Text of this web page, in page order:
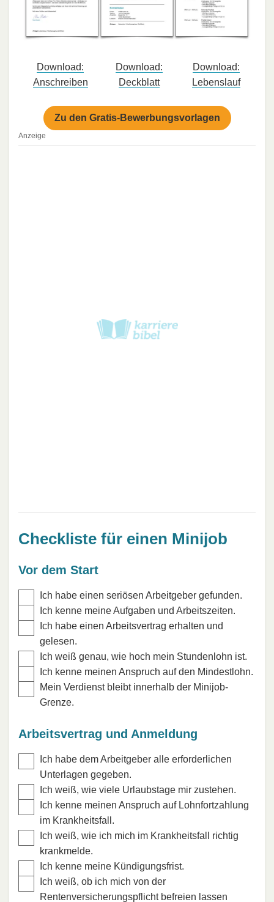
Download:
Anschreiben
Download:
Deckblatt
Download:
Lebenslauf
Zu den Gratis-Bewerbungsvorlagen
Anzeige
Checkliste für einen Minijob
Vor dem Start
Ich habe einen seriösen Arbeitgeber gefunden.
Ich kenne meine Aufgaben und Arbeitszeiten.
Ich habe einen Arbeitsvertrag erhalten und
gelesen.
Ich weiß genau, wie hoch mein Stundenlohn ist.
Ich kenne meinen Anspruch auf den Mindestlohn.
Mein Verdienst bleibt innerhalb der Minijob-
Grenze.
Arbeitsvertrag und Anmeldung
Ich habe dem Arbeitgeber alle erforderlichen
Unterlagen gegeben.
Ich weiß, wie viele Urlaubstage mir zustehen.
Ich kenne meinen Anspruch auf Lohnfortzahlung
im Krankheitsfall.
Ich weiß, wie ich mich im Krankheitsfall richtig
krankmelde.
Ich kenne meine Kündigungsfrist.
Ich weiß, ob ich mich von der
Rentenversicherungspflicht befreien lassen